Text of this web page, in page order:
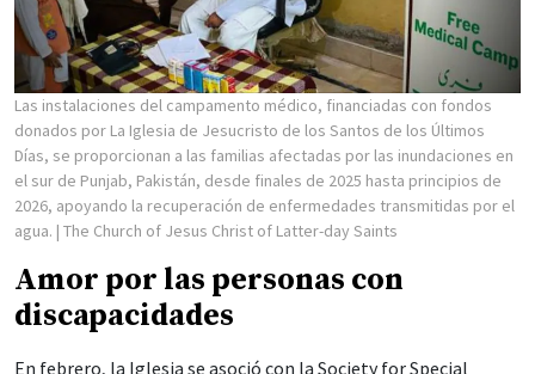
Las instalaciones del campamento médico, financiadas con fondos
donados por La Iglesia de Jesucristo de los Santos de los Últimos
Días, se proporcionan a las familias afectadas por las inundaciones en
el sur de Punjab, Pakistán, desde finales de 2025 hasta principios de
2026, apoyando la recuperación de enfermedades transmitidas por el
agua. | The Church of Jesus Christ of Latter-day Saints
Amor por las personas con
discapacidades
En febrero, la Iglesia se asoció con la Society for Special